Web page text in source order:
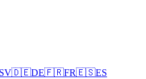
SV🇩🇪DE🇫🇷FR🇪🇸ES